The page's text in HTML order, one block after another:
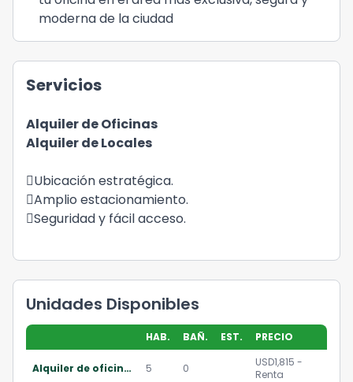
moderna de la ciudad
Servicios
Alquiler de Oficinas
Alquiler de Locales
Ubicación estratégica.
Amplio estacionamiento.
Seguridad y fácil acceso.
Unidades Disponibles
HAB. BAÑ. EST. PRECIO
Alquiler de oficina en zona 10 5 0
USD1,815 -
Renta